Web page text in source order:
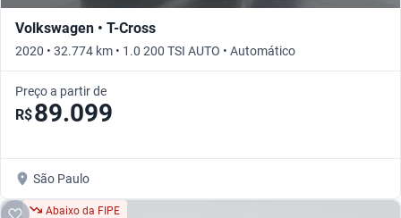
Volkswagen • T-Cross
2020 • 32.774 km • 1.0 200 TSI AUTO • Automático
Preço a partir de
R$89.099
São Paulo
Abaixo da FIPE